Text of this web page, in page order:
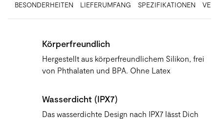
BESONDERHEITEN LIEFERUMFANG SPEZIFIKATIONEN
Körperfreundlich
Hergestellt aus körperfreundlichem Silikon, frei
von Phthalaten und BPA. Ohne Latex
Wasserdicht (IPX7)
Das wasserdichte Design nach IPX7 lässt Dich